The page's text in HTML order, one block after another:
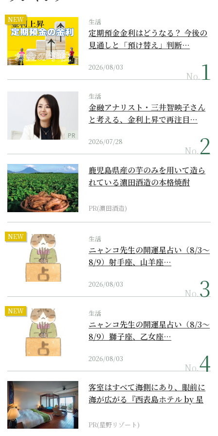
NEW 生活
定期預金金利はどうなる？ 今後の
見通しと「預け替え」判断…
2026/08/03
No.
PR
生活
金融アナリスト・三井智映子さん
と考える、金利上昇で再注目…
2026/07/28
No.
鹿児島県産の芋のみを用いて造ら
れている濵田酒造の本格焼酎
PR(濵田酒造)
NEW 生活
ニャンコ先生の開運星占い（8/3～
8/9）射手座、山羊座…
2026/08/03
No.
NEW 生活
ニャンコ先生の開運星占い（8/3～
8/9）獅子座、乙女座…
2026/08/03
No.
客室はすべて海側にあり、眼前に
海が広がる『西表島ホテル by 星
PR(星野リゾート)